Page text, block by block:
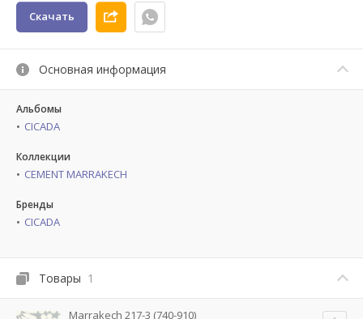
Скачать
Основная информация
Альбомы
CICADA
Коллекции
CEMENT MARRAKECH
Бренды
CICADA
Товары 1
Marrakech 217-3 (740-910)